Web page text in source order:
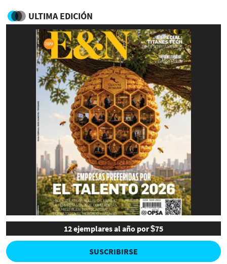
ULTIMA EDICIÓN
12 ejemplares al año por $75
SUSCRIBIRSE